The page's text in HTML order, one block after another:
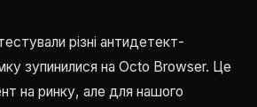
різні антидетект-
зупинилися на Octo Browser. Це
на ринку, але для нашого